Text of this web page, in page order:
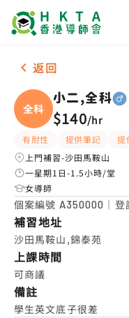
男-1名 小二,全科，
返回
全科
小二,全科
$140/hr
有耐性 提供筆記 提
上門補習-沙田馬鞍山
一星期1日-1.5小時/堂
女導師
個案編號 A350000 ｜
補習地址
沙田馬鞍山,錦泰苑
上課時間
可商議
備註
學生英文底子很差